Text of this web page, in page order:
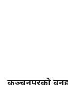
कञ्चनपुरको